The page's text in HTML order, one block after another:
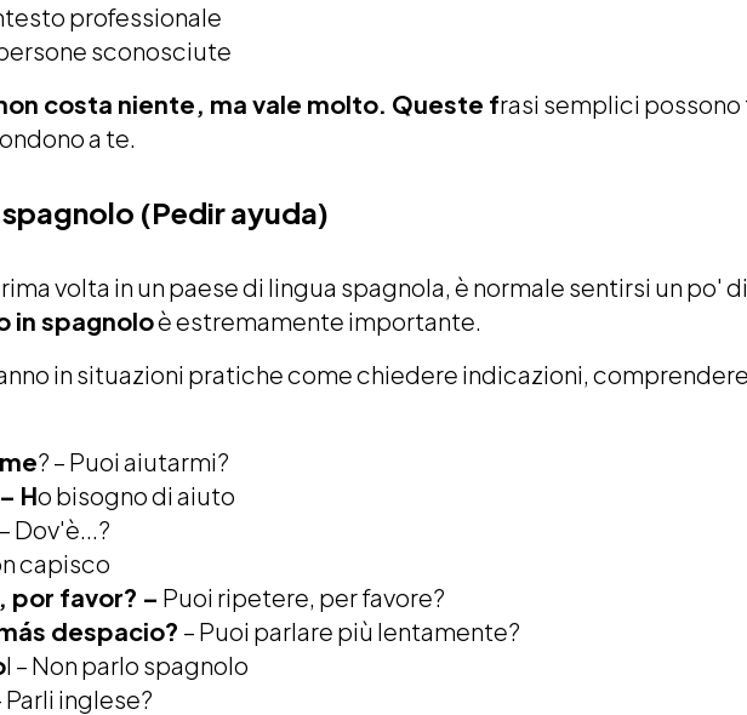
professionale
sconosciute
costa niente, ma vale molto. Queste frasi semplici
a te.
(Pedir ayuda)
volta in un paese di lingua spagnola, è normale sentirsi un po'
in spagnoloè estremamente importante.
in situazioni pratiche come chiedere indicazioni,
? – Puoi aiutarmi?
Ho bisogno di aiuto
Dov'è...?
capisco
por favor? – Puoi ripetere, per favore?
despacio? – Puoi parlare più lentamente?
l – Non parlo spagnolo
Parli inglese?